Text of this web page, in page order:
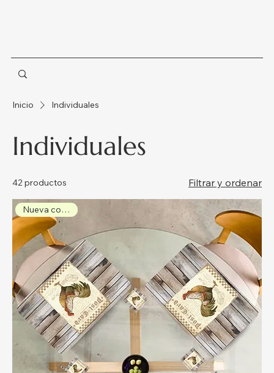
Inicio Individuales
Individuales
42 productos Filtrar y ordenar
Nueva colección